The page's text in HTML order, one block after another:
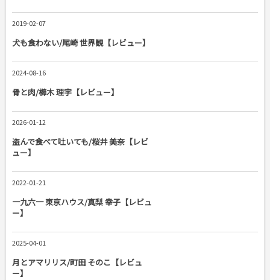
2019-02-07
犬も食わない/尾崎 世界観【レビュー】
2024-08-16
骨と肉/櫛木 理宇【レビュー】
2026-01-12
盗んで食べて吐いても/桜井 美奈【レビ
ュー】
2022-01-21
一九六一 東京ハウス/真梨 幸子【レビュ
ー】
2025-04-01
月とアマリリス/町田 そのこ【レビュ
ー】